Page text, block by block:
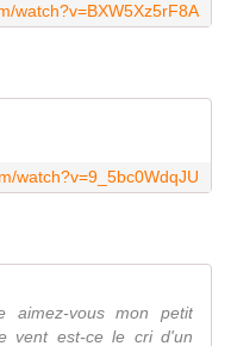
watch?v=BXW5Xz5rF8A
watch?v=9_5bc0WdqJU
aimez-vous mon petit
vent est-ce le cri d'un